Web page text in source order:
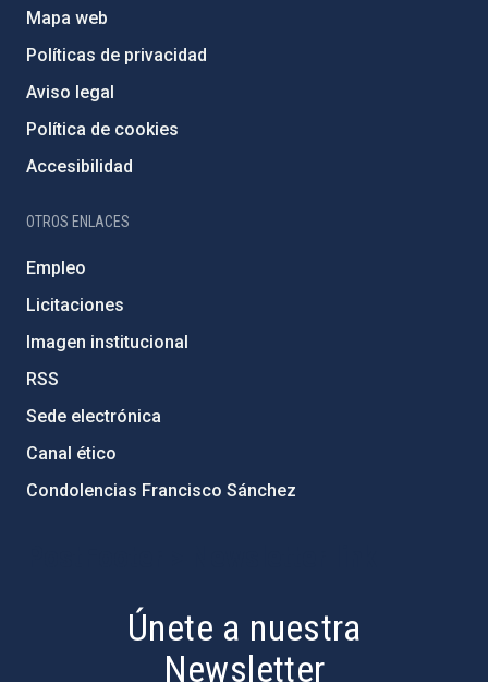
Mapa web
Políticas de privacidad
Aviso legal
Política de cookies
Accesibilidad
OTROS ENLACES
Empleo
Licitaciones
Imagen institucional
RSS
Sede electrónica
Canal ético
Condolencias Francisco Sánchez
Únete a nuestra
Newsletter